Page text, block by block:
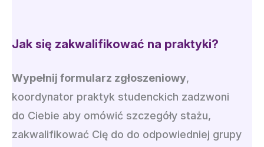
Jak się zakwalifikować na praktyki?
Wypełnij formularz zgłoszeniowy,
koordynator praktyk studenckich zadzwoni
do Ciebie aby omówić szczegóły stażu,
zakwalifikować Cię do do odpowiedniej grupy